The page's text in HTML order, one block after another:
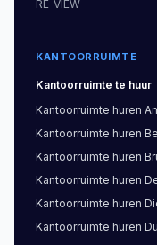
wat
Voordelen
West
Kantoorruimte in
een balans tussen
RE-VIEW
KANTOORRUIMTE
Kantoorruimte te huur
Kantoorruimte huren
Kantoorruimte huren
Kantoorruimte huren
Kantoorruimte huren
Kantoorruimte huren
Kantoorruimte huren